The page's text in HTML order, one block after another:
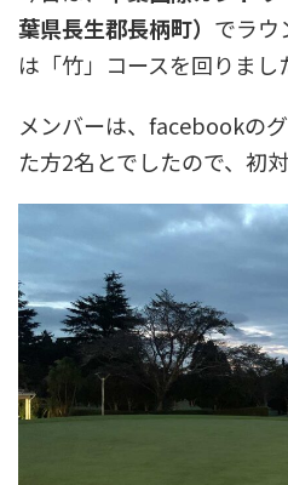
葉県長生郡長柄町） でラウ
は「竹」コースを回りまし
メンバーは、facebookの
た方2名とでしたので、初対